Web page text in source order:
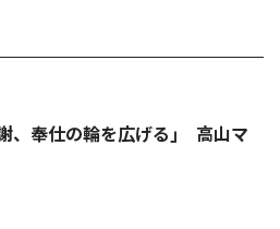
、奉仕の輪を広げる｣ 高山マ